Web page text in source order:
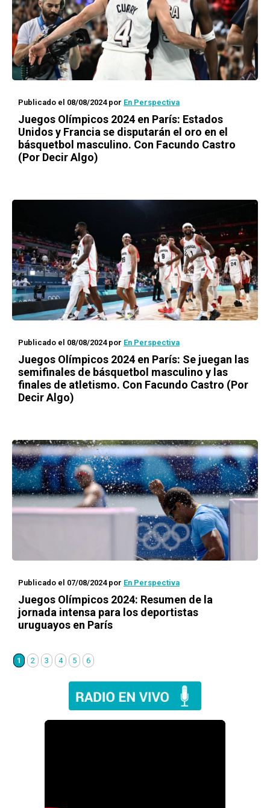
Publicado el 08/08/2024por En Perspectiva
Juegos Olímpicos 2024 en París: Estados
Unidos y Francia se disputarán el oro en el
básquetbol masculino. Con Facundo Castro
(Por Decir Algo)
Publicado el 08/08/2024por En Perspectiva
Juegos Olímpicos 2024 en París: Se juegan las
semifinales de básquetbol masculino y las
finales de atletismo. Con Facundo Castro (Por
Decir Algo)
Publicado el 07/08/2024por En Perspectiva
Juegos Olímpicos 2024: Resumen de la
jornada intensa para los deportistas
uruguayos en París
1 2 3 4 5 6